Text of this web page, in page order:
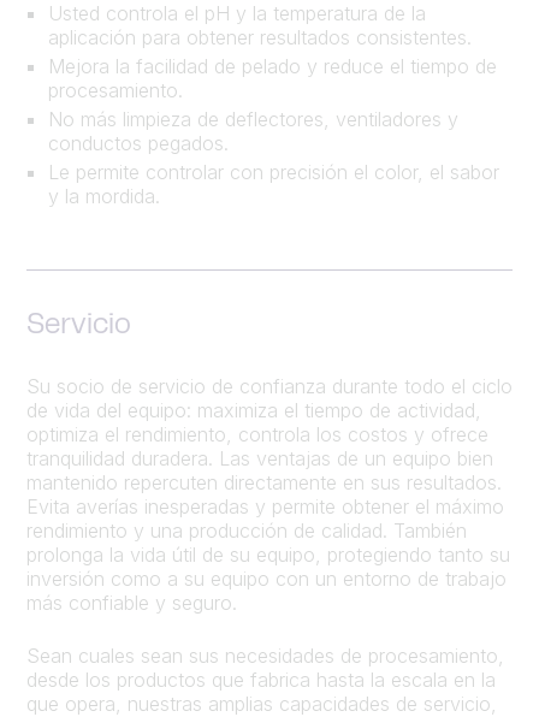
Usted controla el pH y la temperatura de la
aplicación para obtener resultados consistentes.
Mejora la facilidad de pelado y reduce el tiempo de
procesamiento.
No más limpieza de deflectores, ventiladores y
conductos pegados.
Le permite controlar con precisión el color, el sabor
y la mordida.
Servicio
Su socio de servicio de confianza durante todo el ciclo
de vida del equipo: maximiza el tiempo de actividad,
optimiza el rendimiento, controla los costos y ofrece
tranquilidad duradera. Las ventajas de un equipo bien
mantenido repercuten directamente en sus resultados.
Evita averías inesperadas y permite obtener el máximo
rendimiento y una producción de calidad. También
prolonga la vida útil de su equipo, protegiendo tanto su
inversión como a su equipo con un entorno de trabajo
más confiable y seguro.
Sean cuales sean sus necesidades de procesamiento,
desde los productos que fabrica hasta la escala en la
que opera, nuestras amplias capacidades de servicio,